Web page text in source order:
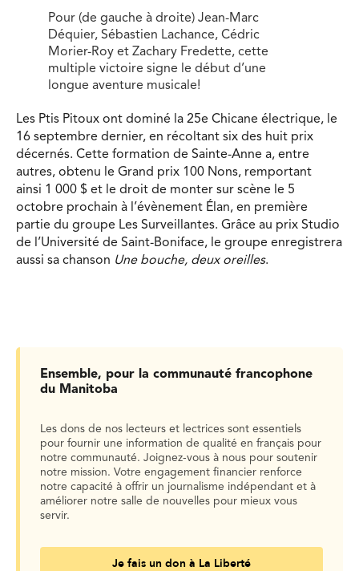
Pour (de gauche à droite) Jean-Marc
Déquier, Sébastien Lachance, Cédric
Morier-Roy et Zachary Fredette, cette
multiple victoire signe le début d’une
longue aventure musicale!
Les Ptis Pitoux ont dominé la 25e Chicane électrique, le
16 septembre dernier, en récoltant six des huit prix
décernés. Cette formation de Sainte-Anne a, entre
autres, obtenu le Grand prix 100 Nons, remportant
ainsi 1 000 $ et le droit de monter sur scène le 5
octobre prochain à l’évènement Élan, en première
partie du groupe Les Surveillantes. Grâce au prix Studio
de l’Université de Saint-Boniface, le groupe enregistrera
aussi sa chanson Une bouche, deux oreilles.
Ensemble, pour la communauté francophone
du Manitoba
Les dons de nos lecteurs et lectrices sont essentiels
pour fournir une information de qualité en français pour
notre communauté. Joignez-vous à nous pour soutenir
notre mission. Votre engagement financier renforce
notre capacité à offrir un journalisme indépendant et à
améliorer notre salle de nouvelles pour mieux vous
servir.
Je fais un don à La Liberté